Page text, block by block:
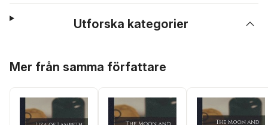
Utforska kategorier
Mer från samma författare